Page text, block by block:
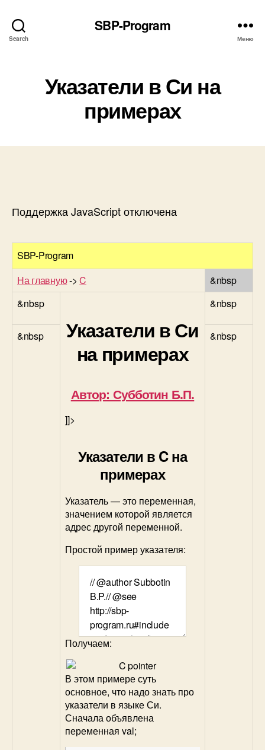
Search
SBP-Program
Меню
Указатели в Си на
примерах
Поддержка JavaScript отключена
SBP-Program
На главную->C
&nbsp
&nbsp
Указатели в Си
на примерах
Автор: Субботин Б.П.
]]>
Указатели в C на
примерах
Указатель — это переменная,
значением которой является
адрес другой переменной.
Простой пример указателя:
Получаем:
В этом примере суть
основное, что надо знать про
указатели в языке Си.
Сначала объявлена
переменная val;
&nbsp
&nbsp &nbsp